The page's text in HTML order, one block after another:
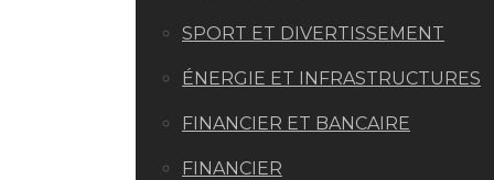
SPORT ET DIVERTISSEMENT
ÉNERGIE ET INFRASTRUCTURES
FINANCIER ET BANCAIRE
FINANCIER